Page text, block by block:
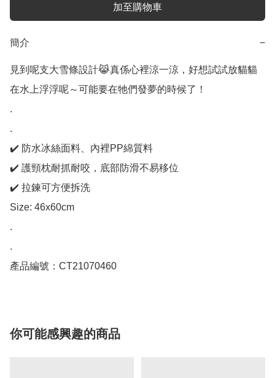
加至購物車
簡介 −
見到呢支大雪條設計😹真係心裡涼一涼，好想試試放貓貓
在水上浮浮呢～可能要在牠們發夢的時候了！
.
.
✔️ 防水冰絲面料、內裡PP綿質料
✔️ 護頸枕耐抓耐咬，底部防滑不易移位
✔️ 拉鍊可方便拆洗
Size: 46x60cm
.
.
產品編號：CT21070460
你可能感興趣的商品